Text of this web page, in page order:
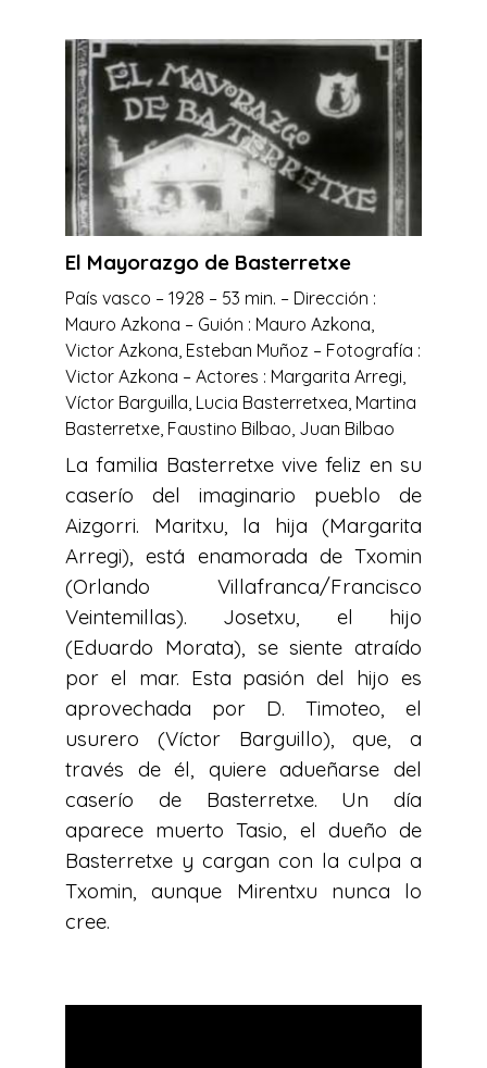
El Mayorazgo de Basterretxe
País vasco – 1928 – 53 min. – Dirección :
Mauro Azkona – Guión : Mauro Azkona,
Victor Azkona, Esteban Muñoz – Fotografía :
Victor Azkona – Actores : Margarita Arregi,
Víctor Barguilla, Lucia Basterretxea, Martina
Basterretxe, Faustino Bilbao, Juan Bilbao
La familia Basterretxe vive feliz en su
caserío del imaginario pueblo de
Aizgorri. Maritxu, la hija (Margarita
Arregi), está enamorada de Txomin
(Orlando Villafranca/Francisco
Veintemillas). Josetxu, el hijo
(Eduardo Morata), se siente atraído
por el mar. Esta pasión del hijo es
aprovechada por D. Timoteo, el
usurero (Víctor Barguillo), que, a
través de él, quiere adueñarse del
caserío de Basterretxe. Un día
aparece muerto Tasio, el dueño de
Basterretxe y cargan con la culpa a
Txomin, aunque Mirentxu nunca lo
cree.